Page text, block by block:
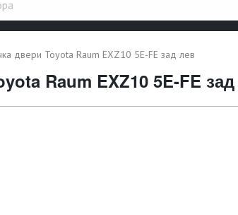
двери Toyota Raum EXZ10 5E-FE зад лев
Raum EXZ10 5E-FE